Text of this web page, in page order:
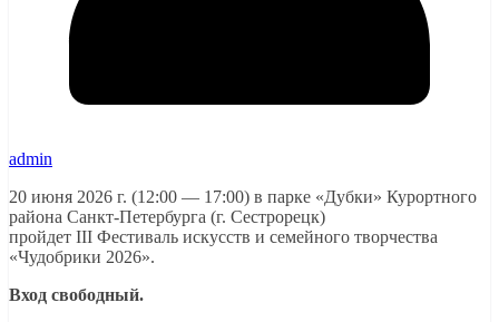
admin
20 июня 2026 г. (12:00 — 17:00) в парке «Дубки» Курортного
района Санкт-Петербурга (г. Сестрорецк)
пройдет III Фестиваль искусств и семейного творчества
«Чудобрики 2026».
Вход свободный.